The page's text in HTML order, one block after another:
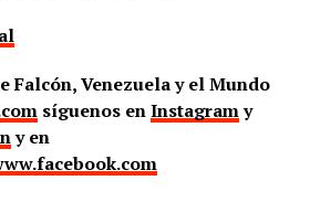
Falcón, Venezuela y el Mundo
síguenos enInstagramy
y en